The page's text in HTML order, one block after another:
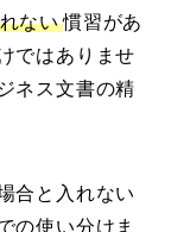
ない慣習があ
ではありませ
ネス文書の精
合と入れない
の使い分けま